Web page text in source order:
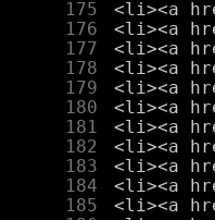
    175
    176
    177
    178
    179
    180
    181
    182
    183
    184
    185